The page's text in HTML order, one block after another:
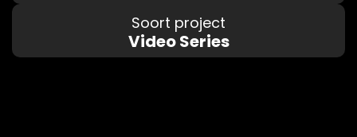
Soort project
Video Series